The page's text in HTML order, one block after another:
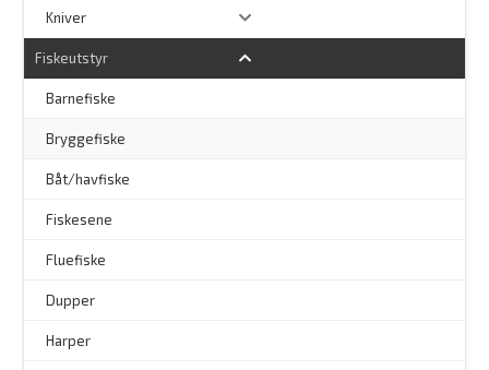
Kniver
Fiskeutstyr
Barnefiske
Bryggefiske
Båt/havfiske
Fiskesene
Fluefiske
Dupper
Harper